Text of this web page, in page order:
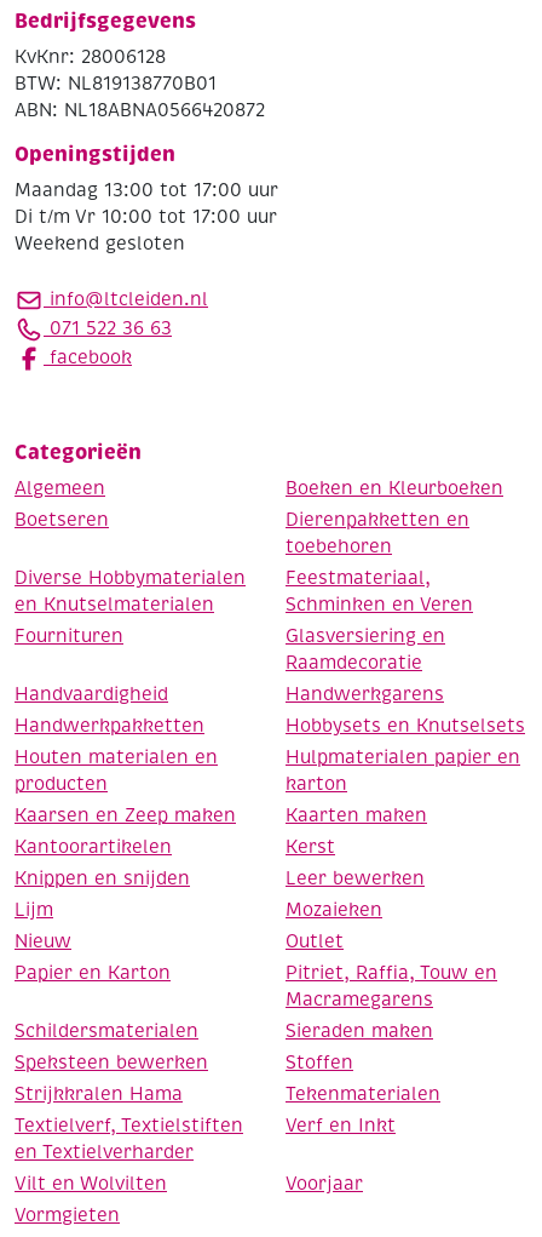
Bedrijfsgegevens
KvKnr: 28006128
BTW: NL819138770B01
ABN: NL18ABNA0566420872
Openingstijden
Maandag 13:00 tot 17:00 uur
Di t/m Vr 10:00 tot 17:00 uur
Weekend gesloten
info@ltcleiden.nl
071 522 36 63
facebook
Categorieën
Algemeen
Boeken en Kleurboeken
Boetseren
Dierenpakketten en
toebehoren
Diverse Hobbymaterialen
en Knutselmaterialen
Feestmateriaal,
Schminken en Veren
Fournituren
Glasversiering en
Raamdecoratie
Handvaardigheid
Handwerkgarens
Handwerkpakketten
Hobbysets en Knutselsets
Houten materialen en
producten
Hulpmaterialen papier en
karton
Kaarsen en Zeep maken
Kaarten maken
Kantoorartikelen
Kerst
Knippen en snijden
Leer bewerken
Lijm
Mozaieken
Nieuw
Outlet
Papier en Karton
Pitriet, Raffia, Touw en
Macramegarens
Schildersmaterialen
Sieraden maken
Speksteen bewerken
Stoffen
Strijkkralen Hama
Tekenmaterialen
Textielverf, Textielstiften
en Textielverharder
Verf en Inkt
Vilt en Wolvilten
Voorjaar
Vormgieten